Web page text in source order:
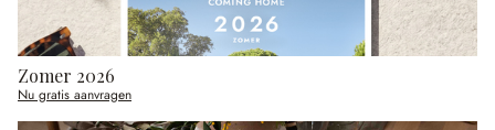
Zomer 2026
Nu gratis aanvragen